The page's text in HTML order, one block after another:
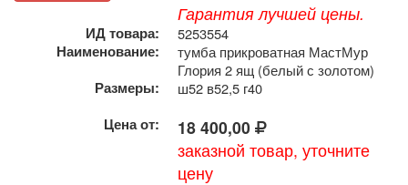
Гарантия лучшей цены.
ИД товара:
5253554
Наименование:
тумба прикроватная МастМур
Глория 2 ящ (белый с золотом)
Размеры:
ш52 в52,5 г40
Цена от:
18 400,00
заказной товар, уточните
цену